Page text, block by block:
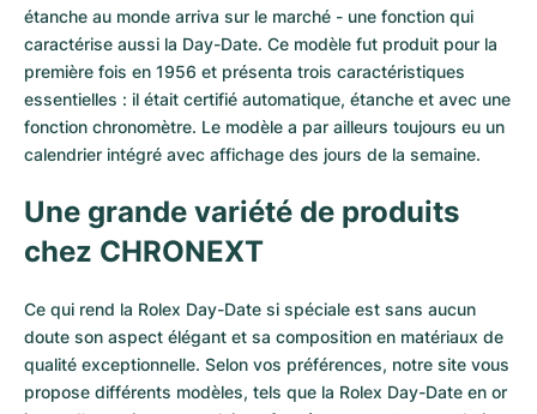
étanche au monde arriva sur le marché - une fonction qui
caractérise aussi la Day-Date. Ce modèle fut produit pour la
première fois en 1956 et présenta trois caractéristiques
essentielles : il était certifié automatique, étanche et avec une
fonction chronomètre. Le modèle a par ailleurs toujours eu un
calendrier intégré avec affichage des jours de la semaine.
Une grande variété de produits
chez CHRONEXT
Ce qui rend la Rolex Day-Date si spéciale est sans aucun
doute son aspect élégant et sa composition en matériaux de
qualité exceptionnelle. Selon vos préférences, notre site vous
propose différents modèles, tels que la Rolex Day-Date en or